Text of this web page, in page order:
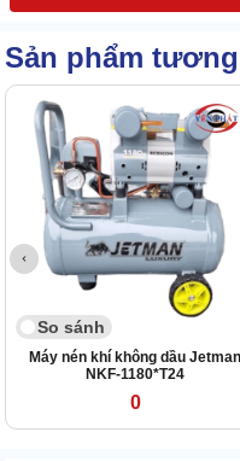
Sản phẩm
So sánh
Máy nén khí không dầu Jetman
NKF-1180*T24
0